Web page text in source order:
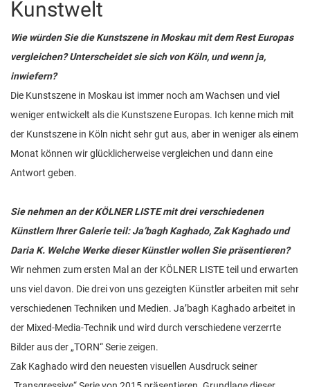
Kunstwelt
Wie würden Sie die Kunstszene in Moskau mit dem Rest Europas
vergleichen? Unterscheidet sie sich von Köln, und wenn ja,
inwiefern?
Die Kunstszene in Moskau ist immer noch am Wachsen und viel
weniger entwickelt als die Kunstszene Europas. Ich kenne mich mit
der Kunstszene in Köln nicht sehr gut aus, aber in weniger als einem
Monat können wir glücklicherweise vergleichen und dann eine
Antwort geben.
Sie nehmen an der KÖLNER LISTE mit drei verschiedenen
Künstlern Ihrer Galerie teil: Ja’bagh Kaghado, Zak Kaghado und
Daria K. Welche Werke dieser Künstler wollen Sie präsentieren?
Wir nehmen zum ersten Mal an der KÖLNER LISTE teil und erwarten
uns viel davon. Die drei von uns gezeigten Künstler arbeiten mit sehr
verschiedenen Techniken und Medien. Ja’bagh Kaghado arbeitet in
der Mixed-Media-Technik und wird durch verschiedene verzerrte
Bilder aus der „TORN“ Serie zeigen.
Zak Kaghado wird den neuesten visuellen Ausdruck seiner